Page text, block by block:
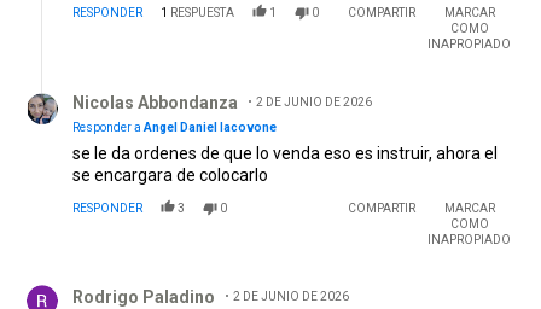
RESPONDER 1 RESPUESTA 1 0 COMPARTIR
MARCAR
COMO
INAPROPIADO
Nicolas Abbondanza
2 DE JUNIO DE 2026
Responder aAngel Daniel Iacovone
se le da ordenes de que lo venda eso es instruir, ahora el
se encargara de colocarlo
RESPONDER 3 0 COMPARTIR
MARCAR
COMO
INAPROPIADO
Rodrigo Paladino 2 DE JUNIO DE 2026